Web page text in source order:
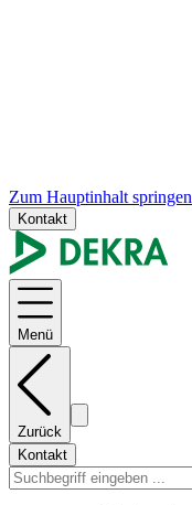
Zum Hauptinhalt springen
Kontakt
Menü
Zurück
Kontakt